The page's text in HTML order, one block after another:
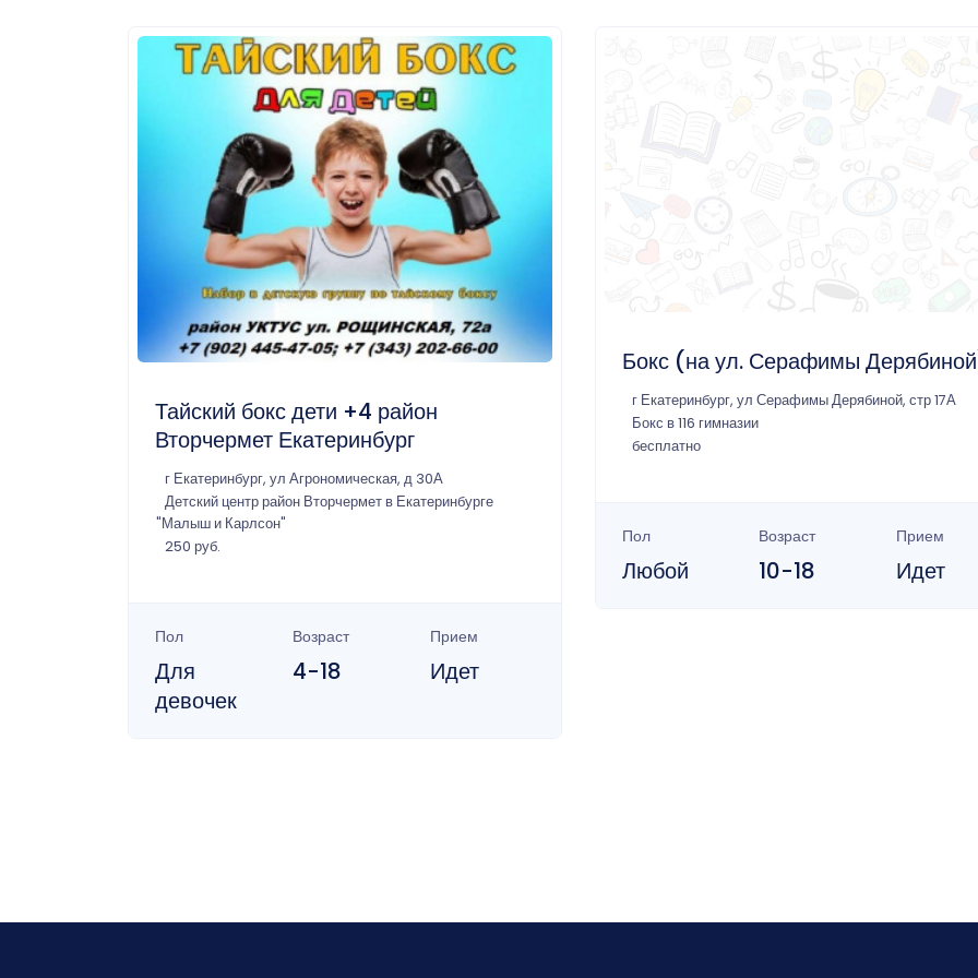
Тайский бокс дети +4 район
Вторчермет Екатеринбург
г Екатеринбург, ул Агрономическая, д 30А
Детский центр район Вторчермет в Екатеринбурге
"Малыш и Карлсон"
250 руб.
Пол
Для
девочек
Возраст
4-18
Прием
Идет
Бокс (на ул. Серафимы
г Екатеринбург, ул Серафимы Дерябиной, стр 17А
Бокс в 116 гимназии
бесплатно
Пол
Любой
Возраст
10-18
Прием
Идет